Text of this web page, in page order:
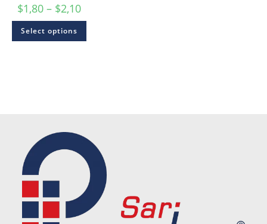
$1,80 – $2,10
Select options